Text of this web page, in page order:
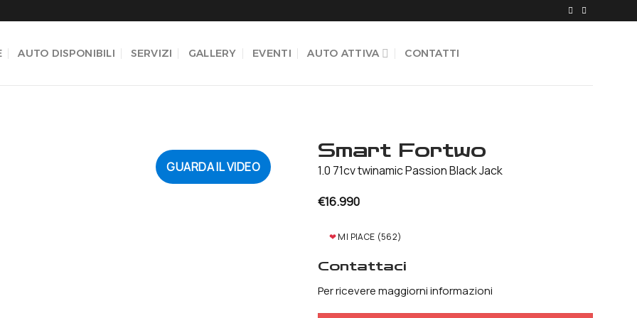
AUTO DISPONIBILI SERVIZI GALLERY EVENTI AUTO ATTIVA CONTATTI
GUARDA IL VIDEO
Smart Fortwo
1.0 71cv twinamic Passion Black Jack
€16.990
❤MI PIACE (562)
Contattaci
Per ricevere maggiorni informazioni